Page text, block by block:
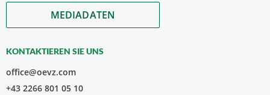
MEDIADATEN
KONTAKTIEREN SIE UNS
office@oevz.com
+43 2266 801 05 10